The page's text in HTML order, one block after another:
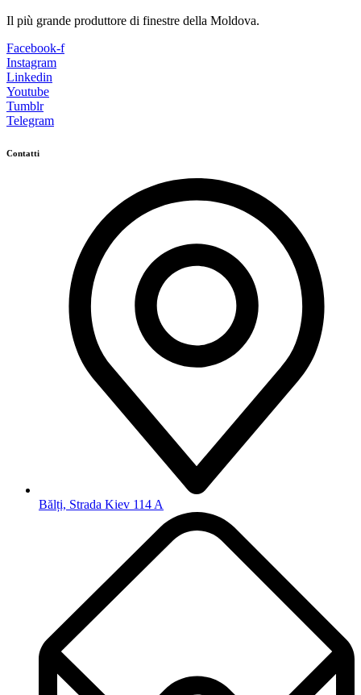
Il più grande produttore di finestre della Moldova.
Facebook-f
Instagram
Linkedin
Youtube
Tumblr
Telegram
Contatti
Bălți, Strada Kiev 114 A